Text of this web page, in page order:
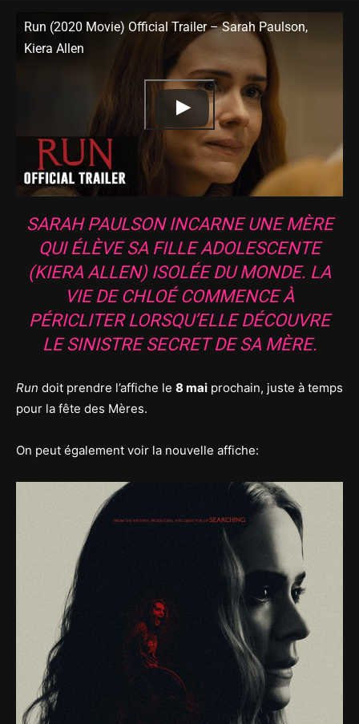
Run (2020 Movie) Official Trailer – Sarah Paulson,
Kiera Allen
SARAH PAULSON INCARNE UNE MÈRE
QUI ÉLÈVE SA FILLE ADOLESCENTE
(KIERA ALLEN) ISOLÉE DU MONDE. LA
VIE DE CHLOÉ COMMENCE À
PÉRICLITER LORSQU’ELLE DÉCOUVRE
LE SINISTRE SECRET DE SA MÈRE.
Run doit prendre l’affiche le 8 mai prochain, juste à temps
pour la fête des Mères.
On peut également voir la nouvelle affiche: